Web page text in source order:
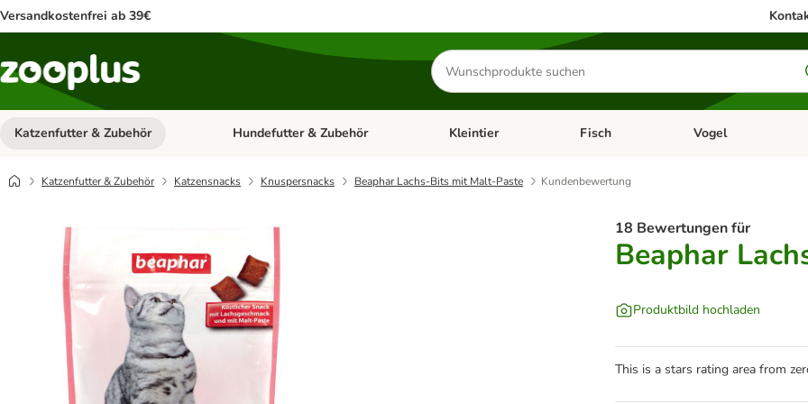
Versandkostenfrei ab 39€
Produkte
suchen
Katzenfutter & Zubehör Kategorie-Menü öffnen: Katzenfutter & Zubehör
Hundefutter & Zubehör Kategorie-Menü öffnen: Hundefutter & Zubehör
Kleintier Kategorie-Menü öffnen: Kleintier
Fisch Kategorie-Menü
Vogel
Katzenfutter & Zubehör Katzensnacks Knuspersnacks Beaphar Lachs-Bits mit Malt-Paste Kundenbewertung
18 Bewertungen für
Beaphar
Produktbild hochladen
This is a stars rating area from